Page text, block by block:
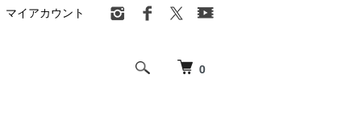
0
マイアカウント